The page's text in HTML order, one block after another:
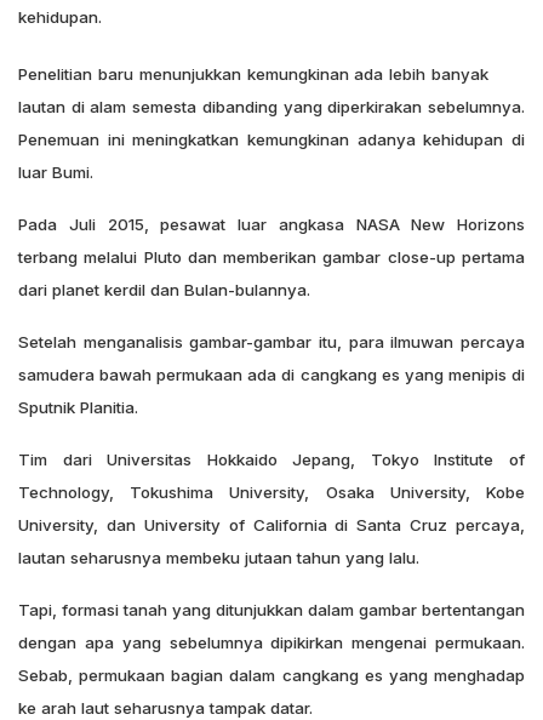
kehidupan.
Penelitian baru menunjukkan kemungkinan ada lebih banyak
lautan di alam semesta dibanding yang diperkirakan sebelumnya.
Penemuan ini meningkatkan kemungkinan adanya kehidupan di
luar Bumi.
Pada Juli 2015, pesawat luar angkasa NASA New Horizons
terbang melalui Pluto dan memberikan gambar close-up pertama
dari planet kerdil dan Bulan-bulannya.
Setelah menganalisis gambar-gambar itu, para ilmuwan percaya
samudera bawah permukaan ada di cangkang es yang menipis di
Sputnik Planitia.
Tim dari Universitas Hokkaido Jepang, Tokyo Institute of
Technology, Tokushima University, Osaka University, Kobe
University, dan University of California di Santa Cruz percaya,
lautan seharusnya membeku jutaan tahun yang lalu.
Tapi, formasi tanah yang ditunjukkan dalam gambar bertentangan
dengan apa yang sebelumnya dipikirkan mengenai permukaan.
Sebab, permukaan bagian dalam cangkang es yang menghadap
ke arah laut seharusnya tampak datar.